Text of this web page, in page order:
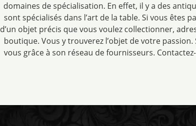
domaines de spécialisation. En effet, il y a des
sont spécialisés dans l’art de la table. Si vous êtes
d’un objet précis que vous voulez collectionner,
boutique. Vous y trouverez l’objet de votre
vous grâce à son réseau de fournisseurs.